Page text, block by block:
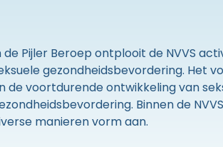
de Pijler Beroep ontplooit de NVVS
gezondheidsbevordering. Het
de voortdurende ontwikkeling van
Binnen de
manieren vorm aan.